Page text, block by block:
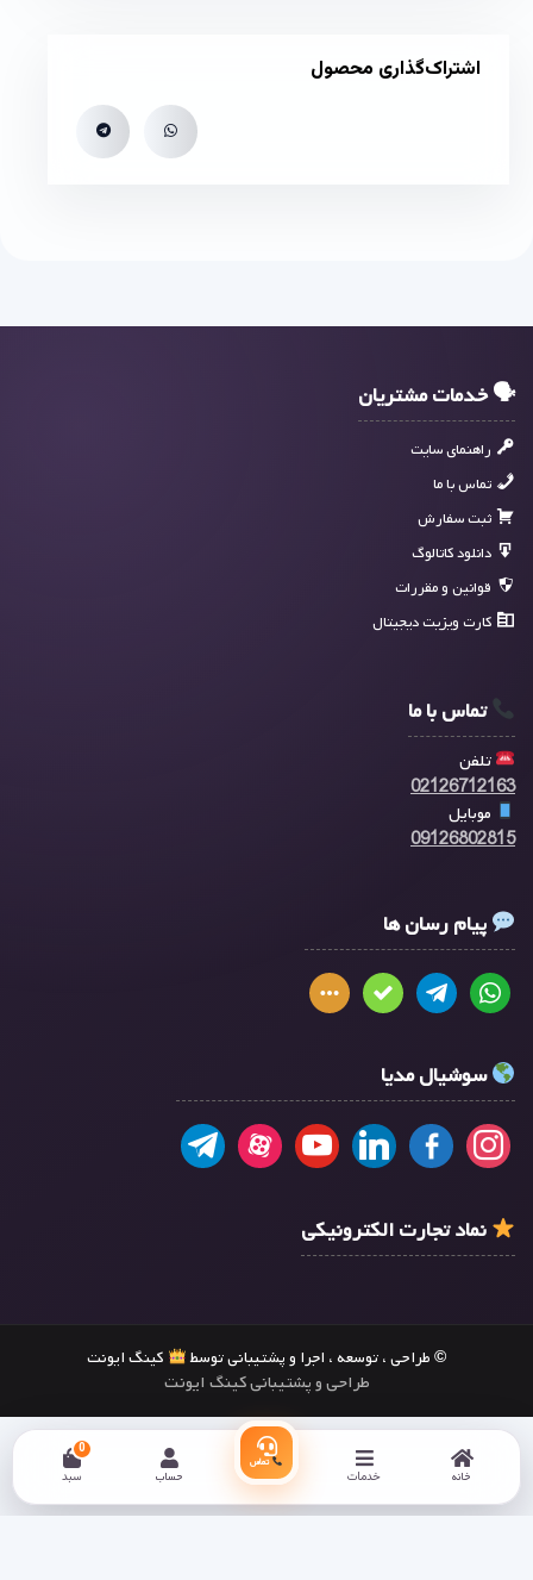
خانه خدمات
تماس
حساب سبد
0
اشتراک‌گذاری محصول
🗣 خدمات مشتریان
راهنمای سایت
تماس با ما
ثبت سفارش
دانلود کاتالوگ
قوانین و مقررات
کارت ویزیت دیجیتال
تماس با ما
تلفن
02126712163
موبایل
09126802815
پیام رسان ها
سوشیال مدیا
نماد تجارت الکترونیکی
© طراحی ، توسعه ، اجرا و پشتیبانی توسط کینگ ایونت
طراحی و پشتیبانی کینگ ایونت